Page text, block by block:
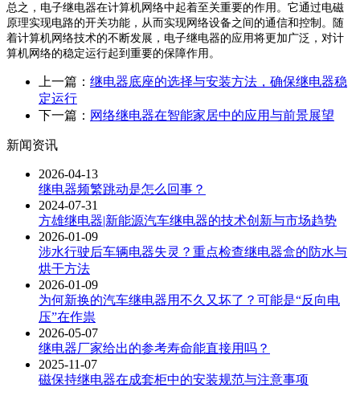
总之，电子继电器在计算机网络中起着至关重要的作用。它通过电磁
原理实现电路的开关功能，从而实现网络设备之间的通信和控制。随
着计算机网络技术的不断发展，电子继电器的应用将更加广泛，对计
算机网络的稳定运行起到重要的保障作用。
上一篇： 继电器底座的选择与安装方法，确保继电器稳
定运行
下一篇： 网络继电器在智能家居中的应用与前景展望
新闻资讯
2026-04-13
继电器频繁跳动是怎么回事？
2024-07-31
方雄继电器|新能源汽车继电器的技术创新与市场趋势
2026-01-09
涉水行驶后车辆电器失灵？重点检查继电器盒的防水与
烘干方法
2026-01-09
为何新换的汽车继电器用不久又坏了？可能是“反向电
压”在作祟
2026-05-07
继电器厂家给出的参考寿命能直接用吗？
2025-11-07
磁保持继电器在成套柜中的安装规范与注意事项